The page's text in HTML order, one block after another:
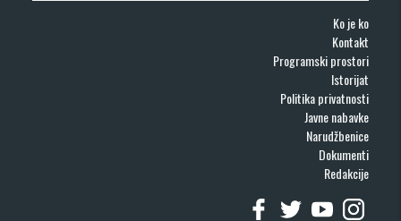
Ko je ko
Kontakt
Programski prostori
Istorijat
Politika privatnosti
Javne nabavke
Narudžbenice
Dokumenti
Redakcije